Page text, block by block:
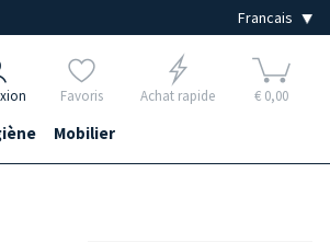
Favoris Achat rapide € 0,00
Mobilier